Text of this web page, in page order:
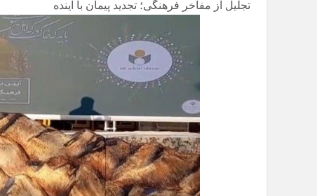
تجلیل از مفاخر فرهنگی؛ تجدید پیمان با آینده